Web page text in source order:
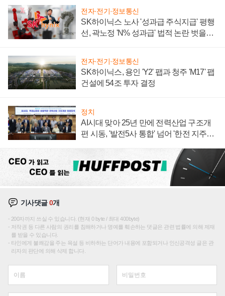
전자·전기·정보통신
SK하이닉스 노사 '성과급 주식지급' 평행
선, 곽노정 'N% 성과급' 법적 논란 벗을지
전자·전기·정보통신
SK하이닉스, 용인 'Y2' 팹과 청주 'M17' 팹
건설에 54조 투자 결정
정치
AI시대 맞아 25년 만에 전력산업 구조개
편 시동, '발전5사 통합' 넘어 '한전 지주사'
기사댓글0개
200자까지 쓰실 수 있습니다. (현재 0 byte / 최대 400byte)
저작권 등 다른 사람의 권리를 침해하거나 명예를 훼손하는 댓글은 관련 법률에 의해 제재
를 받을 수 있습니다.
타인에게 불쾌감을 주는 욕설 등 비하하는 단어가 내용에 포함되거나 인신공격성 글은 관
리자의 판단에 의해 삭제 합니다.